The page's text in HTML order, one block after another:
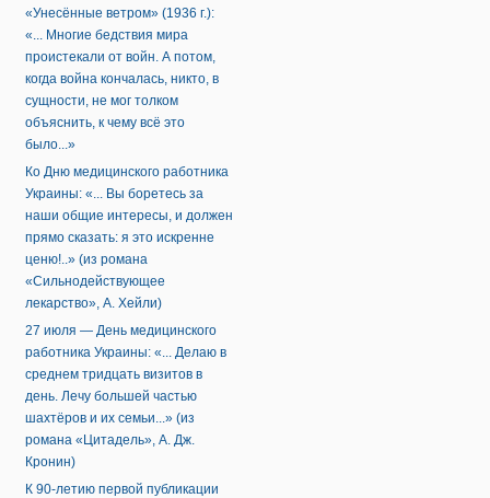
«Унесённые ветром» (1936 г.):
«... Многие бедствия мира
проистекали от войн. А потом,
когда война кончалась, никто, в
сущности, не мог толком
объяснить, к чему всё это
было...»
Ко Дню медицинского работника
Украины: «... Вы боретесь за
наши общие интересы, и должен
прямо сказать: я это искренне
ценю!..» (из романа
«Сильнодействующее
лекарство», А. Хейли)
27 июля — День медицинского
работника Украины: «... Делаю в
среднем тридцать визитов в
день. Лечу большей частью
шахтёров и их семьи...» (из
романа «Цитадель», А. Дж.
Кронин)
К 90-летию первой публикации